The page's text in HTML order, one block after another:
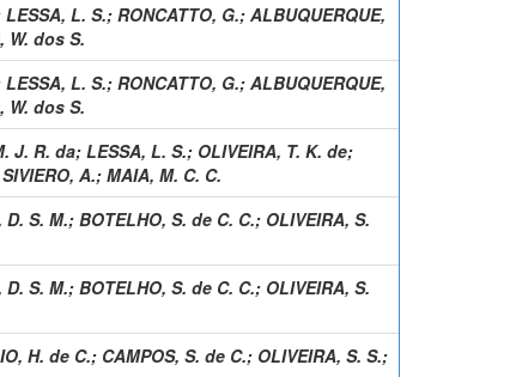
LESSA, L. S.; RONCATTO, G.; ALBUQUERQUE,
W. dos S.
LESSA, L. S.; RONCATTO, G.; ALBUQUERQUE,
W. dos S.
J. R. da; LESSA, L. S.; OLIVEIRA, T. K. de;
SIVIERO, A.; MAIA, M. C. C.
D. S. M.; BOTELHO, S. de C. C.; OLIVEIRA, S.
D. S. M.; BOTELHO, S. de C. C.; OLIVEIRA, S.
H. de C.; CAMPOS, S. de C.; OLIVEIRA, S. S.;